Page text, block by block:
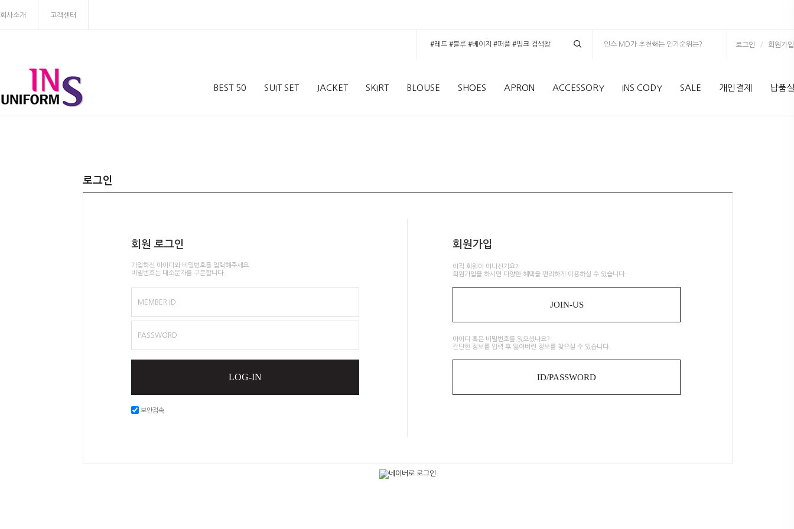
회사소개 고객센터
인스 MD가 추천하는 인기순위는? 로그인 / 회원가입
BEST 50 SUIT SET JACKET SKIRT BLOUSE SHOES APRON ACCESSORY INS CODY SALE 개인결제 납품
로그인
회원 로그인
가입하신 아이디와 비밀번호를 입력해주세요.
비밀번호는 대소문자를 구분합니다.
MEMBER ID
PASSWORD
LOG-IN
보안접속
회원가입
아직 회원이 아니신가요?
회원가입을 하시면 다양한 혜택을 편리하게 이용하실 수 있습니다.
JOIN-US
아이디 혹은 비밀번호를 잊으셨나요?
간단한 정보를 입력 후 잃어버린 정보를 찾으실 수 있습니다.
ID/PASSWORD